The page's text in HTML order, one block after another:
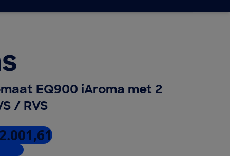
EQ900 iAroma met 2
/ RVS